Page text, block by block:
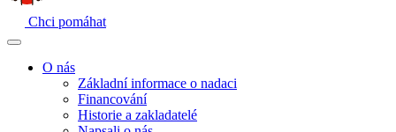
Chci pomáhat
O nás
Základní informace o nadaci
Financování
Historie a zakladatelé